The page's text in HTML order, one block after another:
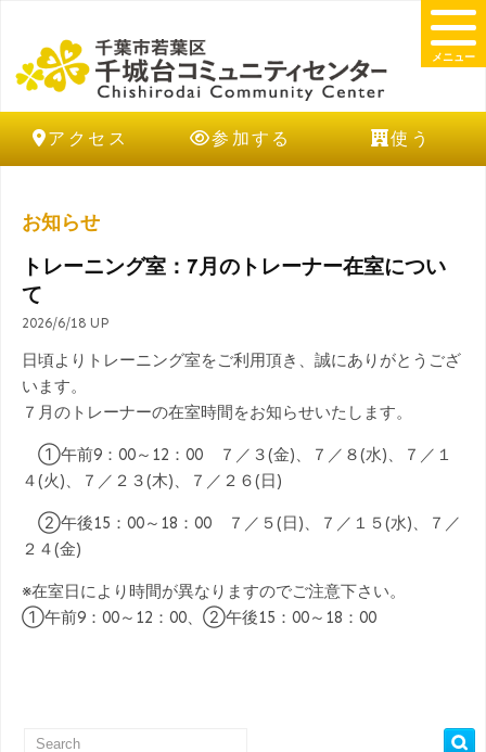
アクセス 参加する 使う
メニュー
お知らせ
トレーニング室：7月のトレーナー在室につい
て
2026/6/18 UP
日頃よりトレーニング室をご利用頂き、誠にありがとうござ
います。
７月のトレーナーの在室時間をお知らせいたします。
①午前9：00～12：00 ７／３(金)、７／８(水)、７／１
４(火)、７／２３(木)、７／２６(日)
②午後15：00～18：00 ７／５(日)、７／１５(水)、７／
２４(金)
※在室日により時間が異なりますのでご注意下さい。
①午前9：00～12：00、②午後15：00～18：00